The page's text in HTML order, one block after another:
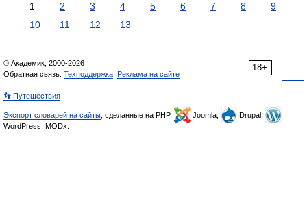
1 2 3 4 5 6 7 8
9
10
11 12 13
18+
© Академик, 2000-2026
Обратная связь: Техподдержка Реклама на сайте
👣 Путешествия
Экспорт словарей на сайты , сделанные на PHP, Joomla,
Drupal,
WordPress, MODx.